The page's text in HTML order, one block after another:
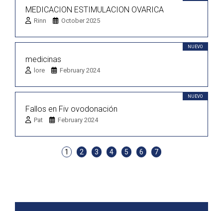
MEDICACION ESTIMULACION OVARICA
Rinn October 2025
NUEVO
medicinas
lore February 2024
NUEVO
Fallos en Fiv ovodonación
Pat February 2024
1 2 3 4 5 6 7